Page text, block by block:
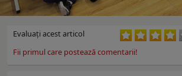
Evaluaţi acest articol
Fii primul care postează comentarii!